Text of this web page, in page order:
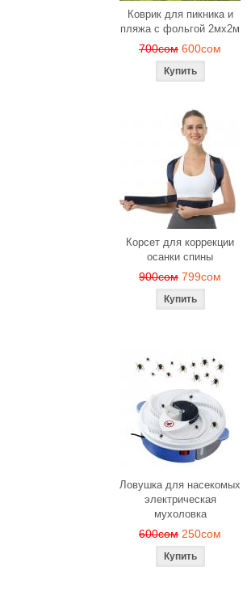
Коврик для пикника и
пляжа с фольгой 2мх2м
700сом 600сом
Корсет для коррекции
осанки спины
900сом 799сом
Ловушка для насекомых
электрическая
мухоловка
600сом 250сом